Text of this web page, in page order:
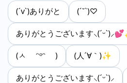
(´v`)ありがと (´˘`)♡
ありがとうございます‪
(ㅅ ᵔᵒᵔ ) (人´∀｀)✨
ありがとうございます‪⸜(ˊᵕˋ)⸝